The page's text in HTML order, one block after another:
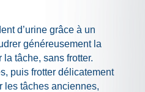
d’urine grâce à un
généreusement la
tâche, sans frotter.
puis frotter délicatement
les tâches anciennes,